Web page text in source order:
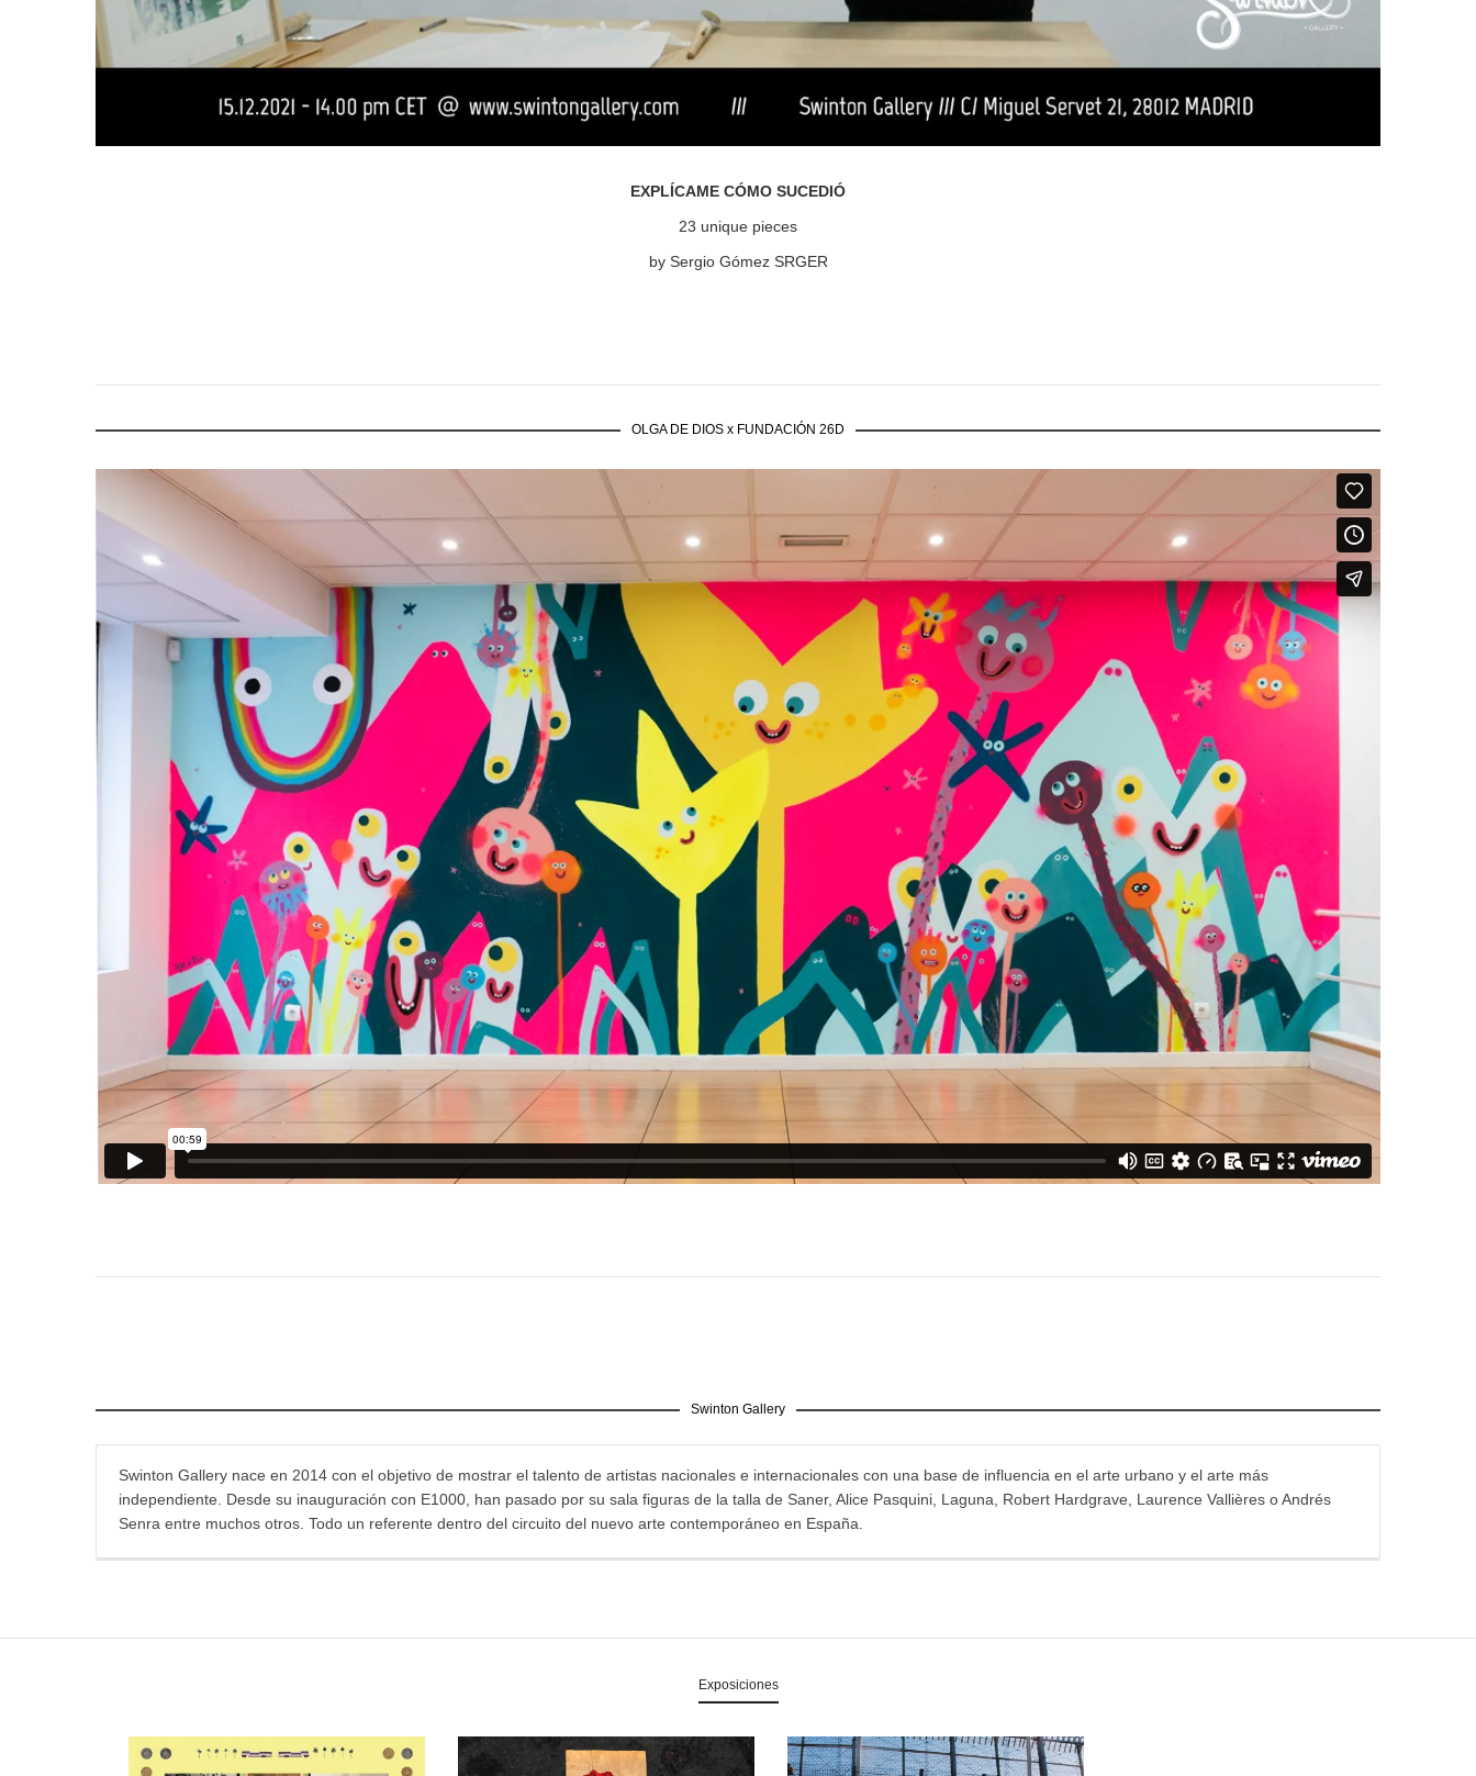
EXPLÍCAME CÓMO SUCEDIÓ
23 unique pieces
by Sergio Gómez SRGER
OLGA DE DIOS x FUNDACIÓN 26D
Swinton Gallery
Swinton Gallery nace en 2014 con el objetivo de mostrar el talento de artistas nacionales e internacionales con una base de influencia en el arte urbano y el arte más
independiente. Desde su inauguración con E1000, han pasado por su sala figuras de la talla de Saner, Alice Pasquini, Laguna, Robert Hardgrave, Laurence Vallières o Andrés
Senra entre muchos otros. Todo un referente dentro del circuito del nuevo arte contemporáneo en España.
Exposiciones